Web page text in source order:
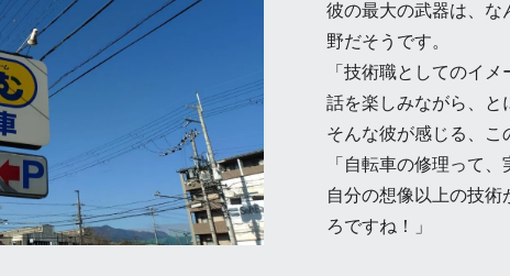
彼の最大の武器は、な
野だそうです。
「技術職としてのイ
話を楽しみながら、と
そんな彼が感じる、こ
「自転車の修理って
自分の想像以上の技術
ろですね！」